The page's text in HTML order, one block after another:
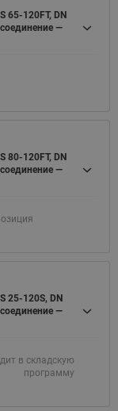
65-120FT, DN
—
80-120FT, DN
—
25-120S, DN
—
в складскую
программу